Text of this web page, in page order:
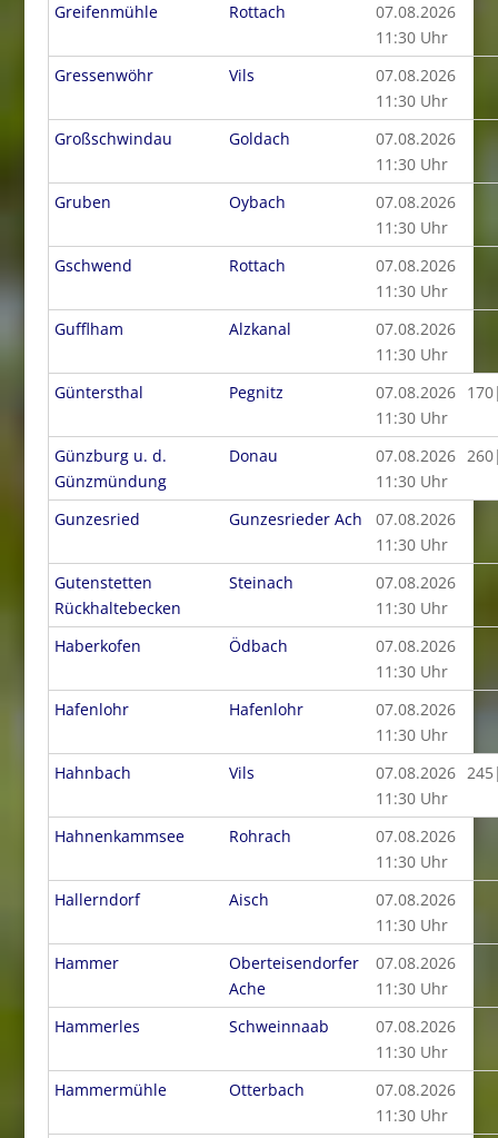
Greifenmühle
Rottach
07.08.2026
11:30 Uhr
Gressenwöhr
Vils
07.08.2026
11:30 Uhr
Großschwindau
Goldach
07.08.2026
11:30 Uhr
Gruben
Oybach
07.08.2026
11:30 Uhr
Gschwend
Rottach
07.08.2026
11:30 Uhr
Gufflham
Alzkanal
07.08.2026
11:30 Uhr
Güntersthal
Pegnitz
07.08.2026
11:30 Uhr
Günzburg u. d.
Günzmündung
Donau
07.08.2026
11:30 Uhr
Gunzesried Gunzesrieder Ach
07.08.2026
11:30 Uhr
Gutenstetten
Rückhaltebecken
Steinach
07.08.2026
11:30 Uhr
Haberkofen
Ödbach
07.08.2026
11:30 Uhr
Hafenlohr
Hafenlohr
07.08.2026
11:30 Uhr
Hahnbach
Vils
07.08.2026
11:30 Uhr
Hahnenkammsee Rohrach
07.08.2026
11:30 Uhr
Hallerndorf
Aisch
07.08.2026
11:30 Uhr
Hammer
Oberteisendorfer
Ache
07.08.2026
11:30 Uhr
Hammerles
Schweinnaab
07.08.2026
11:30 Uhr
Hammermühle
Otterbach
07.08.2026
11:30 Uhr